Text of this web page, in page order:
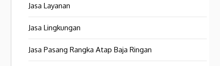
Jasa Layanan
Jasa Lingkungan
Jasa Pasang Rangka Atap Baja Ringan